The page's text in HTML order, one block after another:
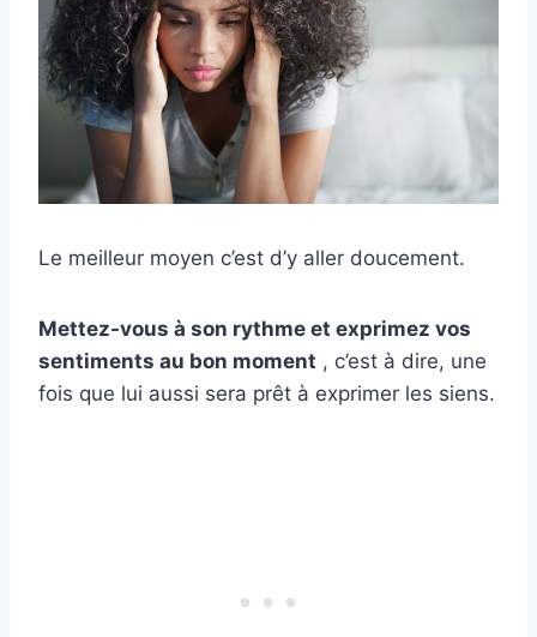
Le meilleur moyen c’est d’y aller doucement.
Mettez-vous à son rythme et exprimez vos
sentiments au bon moment , c’est à dire, une
fois que lui aussi sera prêt à exprimer les siens.